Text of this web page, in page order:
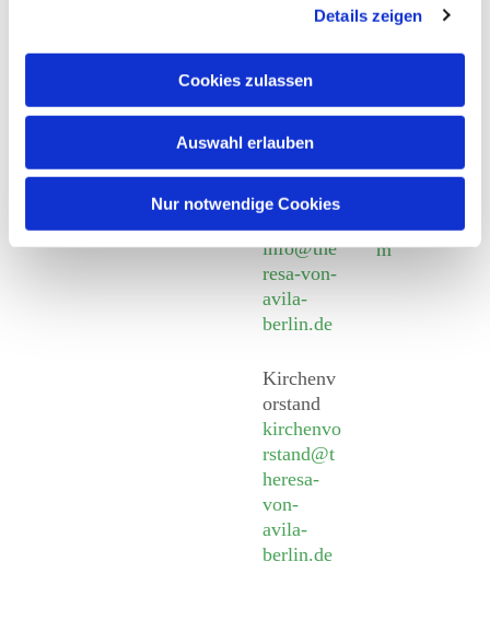
Details zeigen
Cookies zulassen
Auswahl erlauben
Nur notwendige Cookies
Hl. Theresa von Avila
Leitender Pfarrer - Norbert
13086 Berlin
Telefon
+49 30
28
Fax +49
30 924
54 18
info@the
resa-von-
avila-
berlin.de
Kirchenv
orstand
kirchenvo
rstand@t
heresa-
von-
avila-
berlin.de
Datensch
utz -
Media
m